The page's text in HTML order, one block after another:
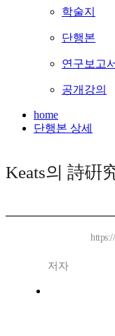
학술지
단행본
연구보고서
공개강의
home
단행본 상세
Keats의 詩硏
저자